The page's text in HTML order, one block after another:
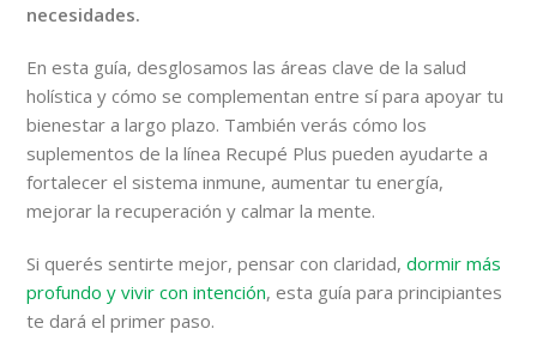
necesidades.
En esta guía, desglosamos las áreas clave de la salud
holística y cómo se complementan entre sí para apoyar tu
bienestar a largo plazo. También verás cómo los
suplementos de la línea Recupé Plus pueden ayudarte a
fortalecer el sistema inmune, aumentar tu energía,
mejorar la recuperación y calmar la mente.
Si querés sentirte mejor, pensar con claridad, dormir más
profundo y vivir con intención, esta guía para principiantes
te dará el primer paso.